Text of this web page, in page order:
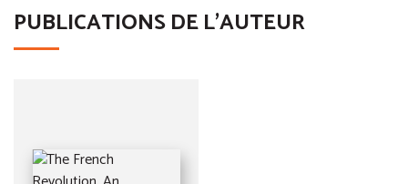
PUBLICATIONS DE L'AUTEUR